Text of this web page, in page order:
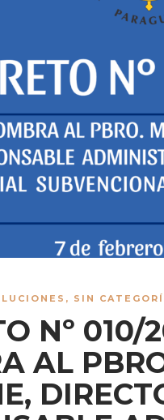
, SIN
Nº 010/
AL